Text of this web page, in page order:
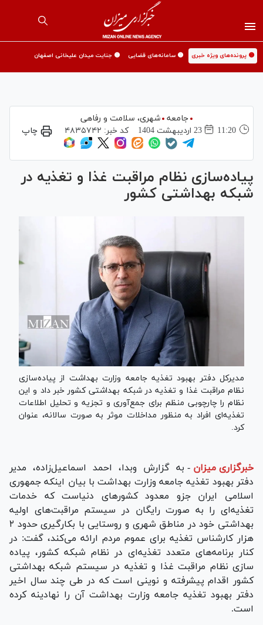
🟡 پرونده‌های ویژه خبری 🟡 سامانه‌های قضایی 🟡 جنایت میدان علیخانی اصفهان
جامعه
شهری،‌ سلامت و رفاهی
11:20
23 ارديبهشت 1404 کد خبر: ۴۸۳۵۷۴۲ چاپ
پیاده‌سازی نظام مراقبت غذا و تغذیه در
شبکه بهداشتی کشور
مدیرکل دفتر بهبود تغذیه جامعه وزارت بهداشت از پیاده‌سازی
نظام مراقبت غذا و تغذیه در شبکه بهداشتی کشور خبر داد و این
نظام را چارچوبی منظم برای جمع‌آوری و تجزیه و تحلیل اطلاعات
تغذیه‌ای افراد به منظور مداخلات موثر به صورت سالانه، عنوان
کرد.
خبرگزاری میزان - به گزارش وبدا، احمد اسماعیل‌زاده، مدیر
دفتر بهبود تغذیه جامعه وزارت بهداشت با بیان اینکه جمهوری
اسلامی ایران جزو معدود کشور‌های دنیاست که خدمات
تغذیه‌ای را به صورت رایگان در سیستم مراقبت‌های اولیه
بهداشتی خود در مناطق شهری و روستایی با بکارگیری حدود ۲
هزار کارشناس تغذیه برای عموم مردم ارائه می‌کند، گفت: در
کنار برنامه‌های متعدد تغذیه‌ای در نظام شبکه کشور، پیاده
سازی نظام مراقبت غذا و تغذیه در سیستم شبکه بهداشتی
کشور اقدام پیشرفته و نوینی است که در طی چند سال اخیر
دفتر بهبود تغذیه جامعه وزارت بهداشت آن را نهادینه کرده
است.